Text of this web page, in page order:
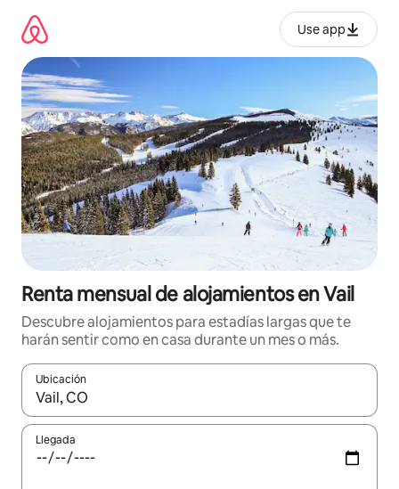
contenido
Use app
Renta mensual de alojamientos en Vail
Descubre alojamientos para estadías largas que te
harán sentir como en casa durante un mes o más.
Ubicación
Cuando los resultados estén disponibles, navega con las
Llegada